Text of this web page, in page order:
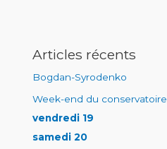
Articles récents
Bogdan-Syrodenko
Week-end du conservatoire
vendredi 19
samedi 20